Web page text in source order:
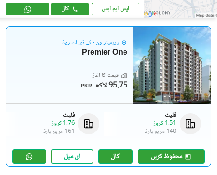
ایس ایم ایس کال
پریمیئر ون - کے ڈی اے روڈ
Premier One
قیمت کا آغاز
PKR 95.75 لاکھ
فلیٹ
1.51 کروڑ
140 مربع یارڈ
فلیٹ
1.76 کروڑ
161 مربع یارڈ
محفوظ کریں کال ای میل